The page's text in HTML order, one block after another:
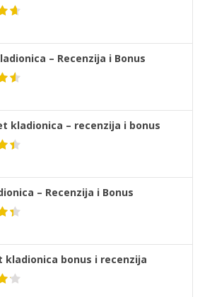
– Recenzija i Bonus
kladionica – recenzija i bonus
– Recenzija i Bonus
kladionica bonus i recenzija